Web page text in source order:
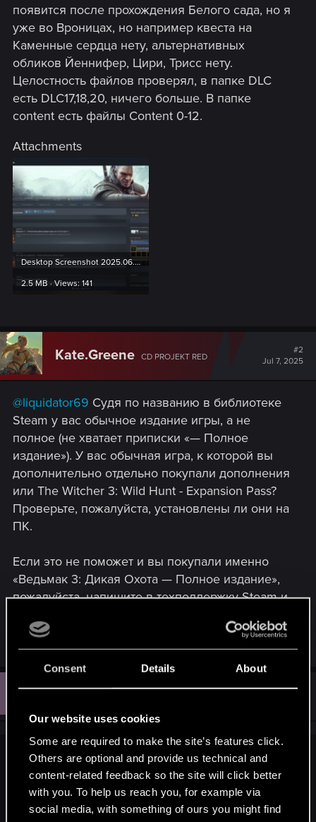
Consent Details About
Our website uses cookies
Some are required to make the site’s features click.
Others are optional and provide us technical and
content-related feedback so the site will click better
with you. To help us reach you, for example via
social media, with something of ours you might find
появится после прохождения Белого сада, но я
уже во Вроницах, но например квеста на
Каменные сердца нету, альтернативных
обликов Йеннифер, Цири, Трисс нету.
Целостность файлов проверял, в папке DLC
есть DLC17,18,20, ничего больше. В папке
content есть файлы Content 0-12.
Attachments
Desktop Screenshot 2025.06.25 - 10.11.40.04.png
2.5 MB · Views: 141
Kate.Greene CD PROJEKT RED
#2
Jul 7, 2025
@liquidator69 Судя по названию в библиотеке
Steam у вас обычное издание игры, а не
полное (не хватает приписки «— Полное
издание»). У вас обычная игра, к которой вы
дополнительно отдельно покупали дополнения
или The Witcher 3: Wild Hunt - Expansion Pass?
Проверьте, пожалуйста, установлены ли они на
ПК.
Если это не поможет и вы покупали именно
«Ведьмак 3: Дикая Охота — Полное издание»,
пожалуйста, напишите в техподдержку Steam и
ошибка: дополнения (DLC) отсутствуют»
C
#3
Kate.Greene said:
@liquidator69Судя по названию в библиотеке Steam у
вас обычное издание игры, а не полное (не хватает
приписки «— Полное издание»). У вас обычная игра, к